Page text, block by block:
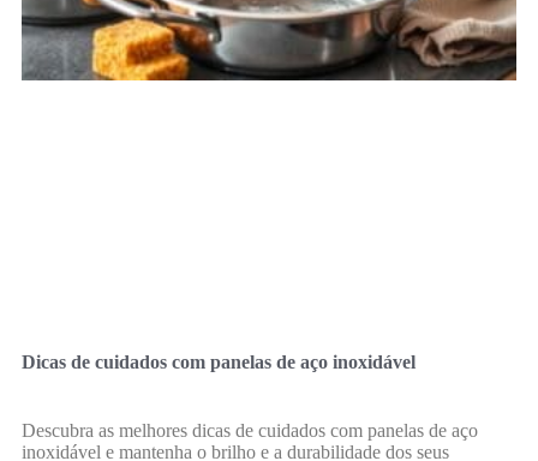
Dicas de cuidados com panelas de aço inoxidável
Descubra as melhores dicas de cuidados com panelas de aço
inoxidável e mantenha o brilho e a durabilidade dos seus